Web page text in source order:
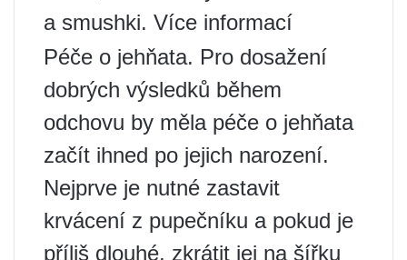
a smushki. Více informací
Péče o jehňata. Pro dosažení
dobrých výsledků během
odchovu by měla péče o jehňata
začít ihned po jejich narození.
Nejprve je nutné zastavit
krvácení z pupečníku a pokud je
příliš dlouhé, zkrátit jej na šířku